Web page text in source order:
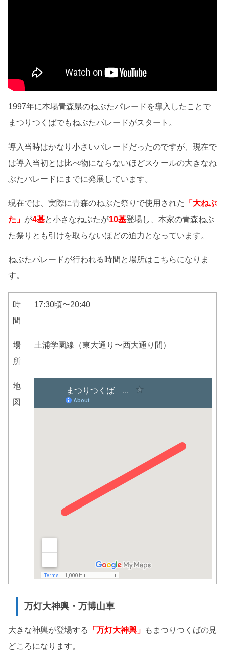
1997年に本場青森県のねぶたパレードを導入したことで
まつりつくばでもねぶたパレードがスタート。
導入当時はかなり小さいパレードだったのですが、現在で
は導入当初とは比べ物にならないほどスケールの大きなね
ぶたパレードにまでに発展しています。
現在では、実際に青森のねぶた祭りで使用された
「大ねぶ
た」 が4基と小さなねぶたが10基登場し、本家の青森ねぶ
た祭りとも引けを取らないほどの迫力となっています。
ねぶたパレードが行われる時間と場所はこちらになりま
す。
時
間
17:30頃〜20:40
場
所
土浦学園線（東大通り〜西大通り間）
地
図
万灯大神輿・万博山車
大きな神輿が登場する 「万灯大神輿」
もまつりつくばの見
どころになります。